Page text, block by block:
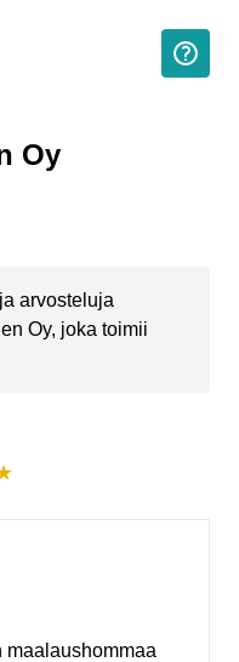
Oy
arvosteluja
Oy, joka toimii
maalaushommaa